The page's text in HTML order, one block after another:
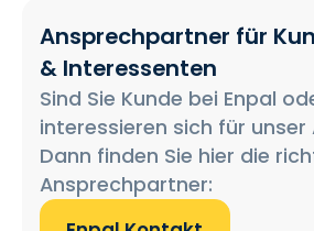
Ansprechpartner für
& Interessenten
Sind Sie Kunde bei Enpal
interessieren sich für unser
Dann finden Sie hier die
Ansprechpartner: